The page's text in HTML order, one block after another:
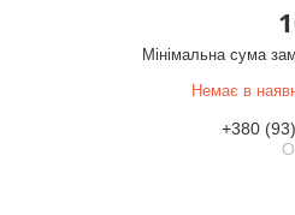
Мінімальна сума
Немає в
+380